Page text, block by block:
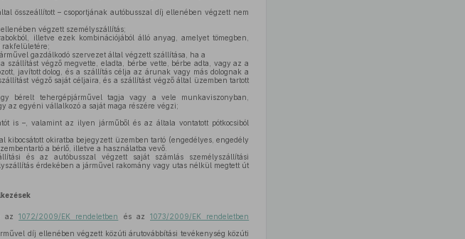
összeállított – csoportjának autóbusszal díj ellenében végzett nem
végzett személyszállítás;
illetve ezek kombinációjából álló anyag, amelyet tömegben,
rakfelületére;
gazdálkodó szervezet által végzett szállítása, ha a
végző megvette, eladta, bérbe vette, bérbe adta, vagy az a
javított dolog, és a szállítás célja az árunak vagy más dolognak a
végző saját céljaira, és a szállítást végző által üzemben tartott
bérelt tehergépjárművel tagja vagy a vele munkaviszonyban,
az egyéni vállalkozó a saját maga részére végzi;
is –, valamint az ilyen járműből és az általa vontatott pótkocsiból
okiratba bejegyzett üzemben tartó (engedélyes, engedély
a bérlő, illetve a használatba vevő.
és az autóbusszal végzett saját számlás személyszállítási
érdekében a járművel rakomány vagy utas nélkül megtett út
az1072/2009/EK rendeletben és az 1073/2009/EK rendeletben
díj ellenében végzett közúti árutovábbítási tevékenység közúti